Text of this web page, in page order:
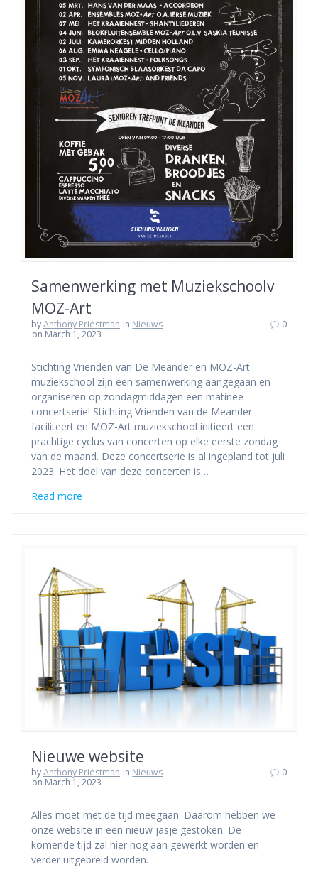
Samenwerking met Muziekschoolv
MOZ-Art
byAnthony Priestman in Nieuws
on March 1, 2023
0
Stichting Vrienden van De Meander en MOZ-Art
muziekschool zijn een samenwerking aangegaan en
organiseren op zondagmiddagen een matinee
concertserie! Stichting Vrienden van de Meander
faciliteert en MOZ-Art muziekschool initieert een
prachtige cyclus van concerten op elke eerste zondag
van de maand. Deze concertserie is al ingepland tot juli
2023. Het doel van deze concerten is…
Read more
Nieuwe website
byAnthony Priestman in Nieuws
on March 1, 2023
0
Alles moet met de tijd meegaan. Daarom hebben we
onze website in een nieuw jasje gestoken. De
komende tijd zal hier nog aan gewerkt worden en
verder uitgebreid worden.